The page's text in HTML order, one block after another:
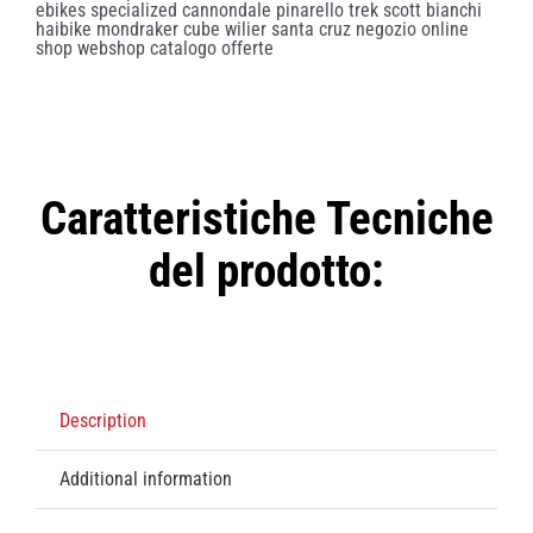
Caratteristiche Tecniche
del prodotto:
Description
Additional information